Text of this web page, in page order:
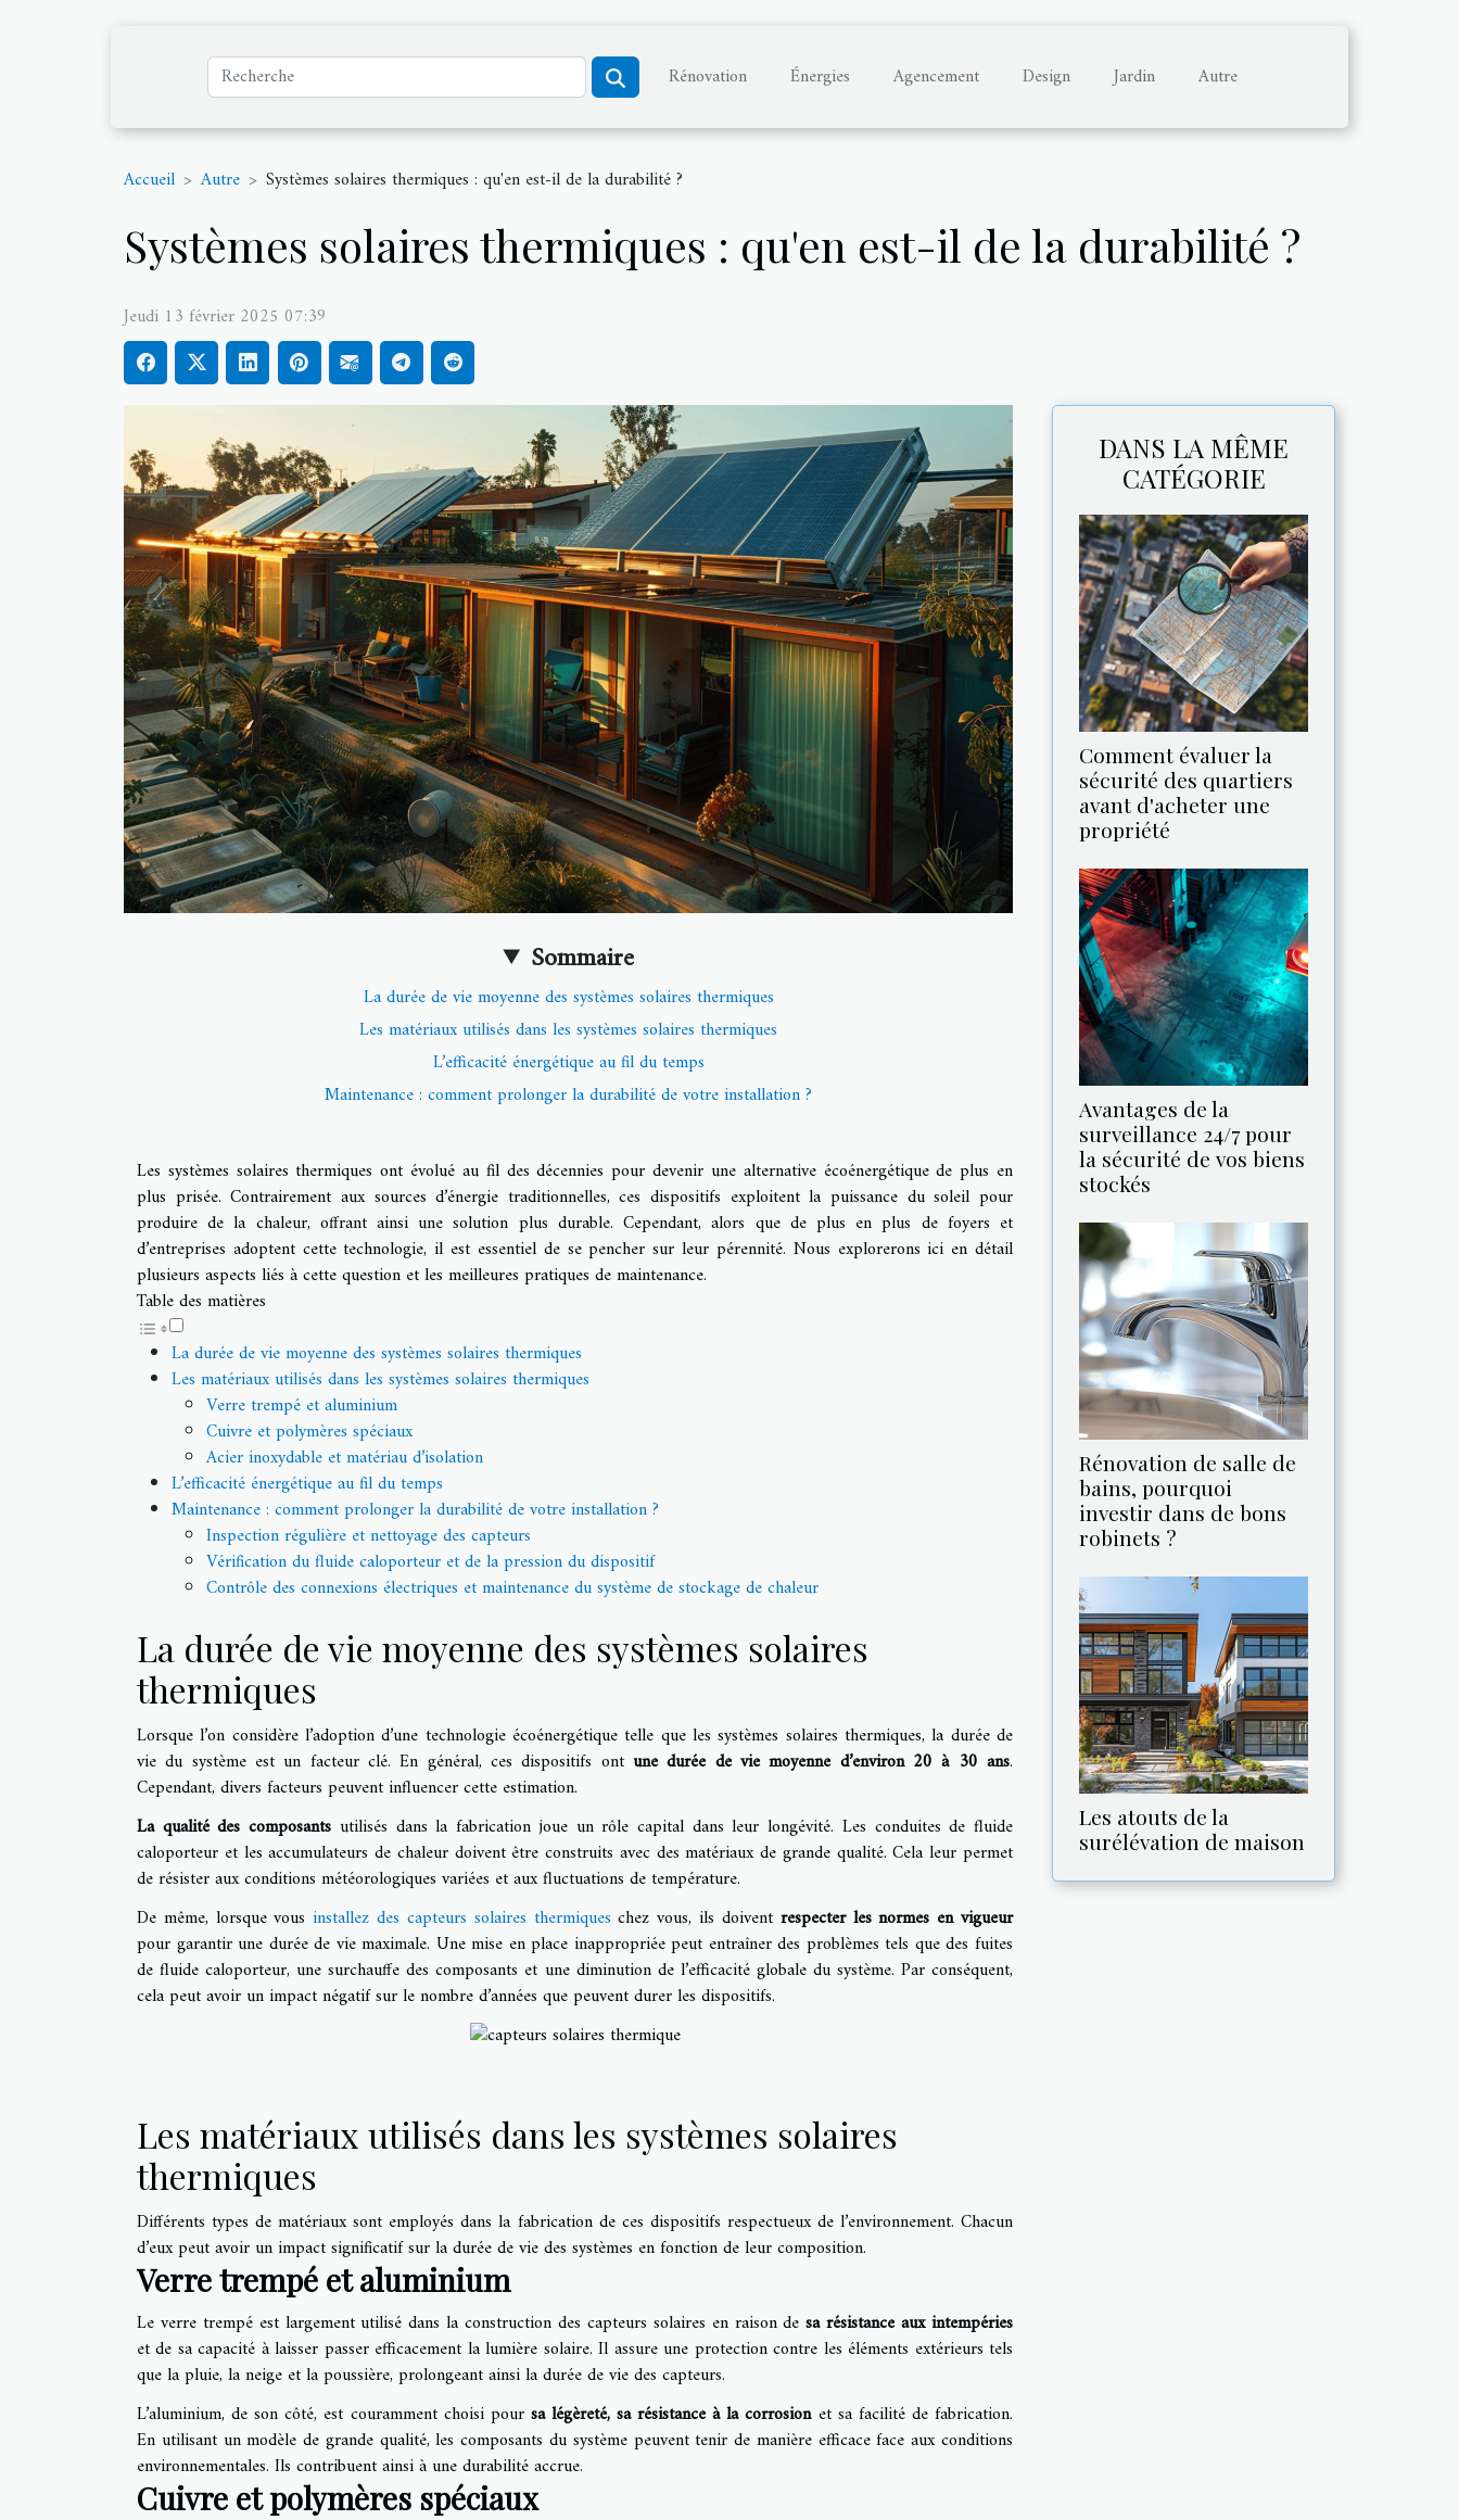
Rénovation Énergies Agencement Design Jardin Autre
Accueil Autre Systèmes solaires thermiques : qu'en est-il de la durabilité ?
Systèmes solaires thermiques : qu'en est-il de la durabilité ?
Jeudi 13 février 2025 07:39
Sommaire
La durée de vie moyenne des systèmes solaires thermiques
Les matériaux utilisés dans les systèmes solaires thermiques
L’efficacité énergétique au fil du temps
Maintenance : comment prolonger la durabilité de votre installation ?
Les systèmes solaires thermiques ont évolué au fil des décennies pour devenir une alternative écoénergétique de plus en
plus prisée. Contrairement aux sources d’énergie traditionnelles, ces dispositifs exploitent la puissance du soleil pour
produire de la chaleur, offrant ainsi une solution plus durable. Cependant, alors que de plus en plus de foyers et
d’entreprises adoptent cette technologie, il est essentiel de se pencher sur leur pérennité. Nous explorerons ici en détail
plusieurs aspects liés à cette question et les meilleures pratiques de maintenance.
Table des matières
La durée de vie moyenne des systèmes solaires thermiques
Les matériaux utilisés dans les systèmes solaires thermiques
Verre trempé et aluminium
Cuivre et polymères spéciaux
Acier inoxydable et matériau d’isolation
L’efficacité énergétique au fil du temps
Maintenance : comment prolonger la durabilité de votre installation ?
Inspection régulière et nettoyage des capteurs
Vérification du fluide caloporteur et de la pression du dispositif
Contrôle des connexions électriques et maintenance du système de stockage de chaleur
La durée de vie moyenne des systèmes solaires
thermiques
Lorsque l’on considère l’adoption d’une technologie écoénergétique telle que les systèmes solaires thermiques, la durée de
vie du système est un facteur clé. En général, ces dispositifs ont une durée de vie moyenne d’environ 20 à 30 ans.
Cependant, divers facteurs peuvent influencer cette estimation.
La qualité des composants utilisés dans la fabrication joue un rôle capital dans leur longévité. Les conduites de fluide
caloporteur et les accumulateurs de chaleur doivent être construits avec des matériaux de grande qualité. Cela leur permet
de résister aux conditions météorologiques variées et aux fluctuations de température.
De même, lorsque vousinstallez des capteurs solaires thermiques chez vous, ils doivent respecter les normes en vigueur
pour garantir une durée de vie maximale. Une mise en place inappropriée peut entraîner des problèmes tels que des fuites
de fluide caloporteur, une surchauffe des composants et une diminution de l’efficacité globale du système. Par conséquent,
cela peut avoir un impact négatif sur le nombre d’années que peuvent durer les dispositifs.
Les matériaux utilisés dans les systèmes solaires
thermiques
Différents types de matériaux sont employés dans la fabrication de ces dispositifs respectueux de l’environnement. Chacun
d’eux peut avoir un impact significatif sur la durée de vie des systèmes en fonction de leur composition.
Verre trempé et aluminium
Le verre trempé est largement utilisé dans la construction des capteurs solaires en raison desa résistance aux intempéries
et de sa capacité à laisser passer efficacement la lumière solaire. Il assure une protection contre les éléments extérieurs tels
que la pluie, la neige et la poussière, prolongeant ainsi la durée de vie des capteurs.
L’aluminium, de son côté, est couramment choisi pour sa légèreté, sa résistance à la corrosionet sa facilité de fabrication.
En utilisant un modèle de grande qualité, les composants du système peuvent tenir de manière efficace face aux conditions
environnementales. Ils contribuent ainsi à une durabilité accrue.
Cuivre et polymères spéciaux
DANS LA MÊME
CATÉGORIE
Comment évaluer la
sécurité des quartiers
avant d'acheter une
propriété
Avantages de la
surveillance 24/7 pour
la sécurité de vos biens
stockés
Rénovation de salle de
bains, pourquoi
investir dans de bons
robinets ?
Les atouts de la
surélévation de maison